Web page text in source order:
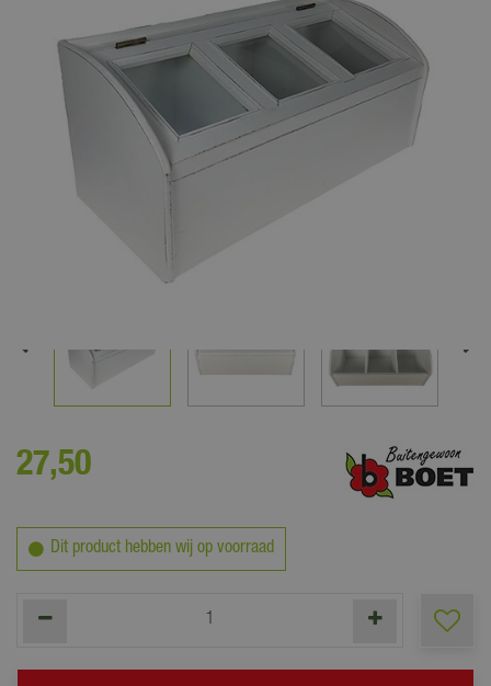
27,50
Dit product hebben wij op voorraad